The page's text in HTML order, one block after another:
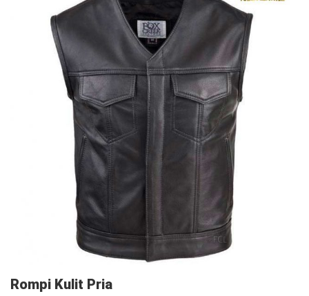
Rompi Kulit Pria